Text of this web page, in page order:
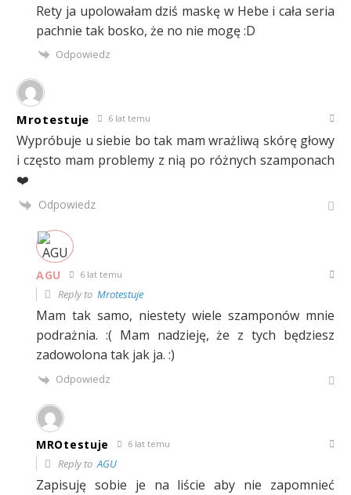
Rety ja upolowałam dziś maskę w Hebe i cała seria
pachnie tak bosko, że no nie mogę :D
Odpowiedz
Mrotestuje 6 lat temu
Wypróbuje u siebie bo tak mam wrażliwą skórę głowy
i często mam problemy z nią po różnych szamponach
❤️
Odpowiedz
AGU 6 lat temu
Reply to Mrotestuje
Mam tak samo, niestety wiele szamponów mnie
podrażnia. :( Mam nadzieję, że z tych będziesz
zadowolona tak jak ja. :)
Odpowiedz
MROtestuje 6 lat temu
Reply toAGU
Zapisuję sobie je na liście aby nie zapomnieć